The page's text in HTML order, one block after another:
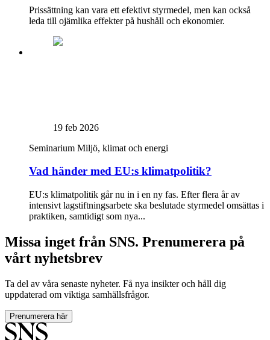
Prissättning kan vara ett efektivt styrmedel, men kan också
leda till ojämlika effekter på hushåll och ekonomier.
19 feb 2026
Seminarium Miljö, klimat och energi
Vad händer med EU:s klimatpolitik?
EU:s klimatpolitik går nu in i en ny fas. Efter flera år av
intensivt lagstiftningsarbete ska beslutade styrmedel omsättas i
praktiken, samtidigt som nya...
Missa inget från SNS. Prenumerera på
vårt nyhetsbrev
Ta del av våra senaste nyheter. Få nya insikter och håll dig
uppdaterad om viktiga samhällsfrågor.
Prenumerera här